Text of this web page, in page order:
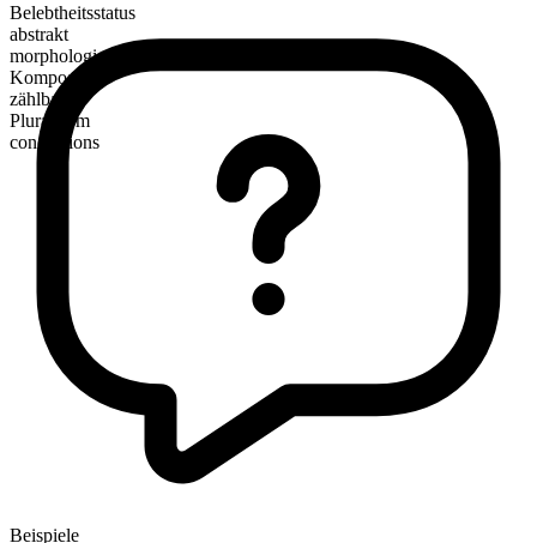
Belebtheitsstatus
abstrakt
morphologische Zusammensetzung
Kompositum
zählbar
Pluralform
conceptions
Beispiele